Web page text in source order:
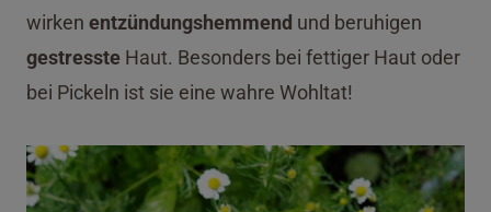
wirken entzündungshemmend und beruhigen
gestresste Haut. Besonders bei fettiger Haut oder
bei Pickeln ist sie eine wahre Wohltat!